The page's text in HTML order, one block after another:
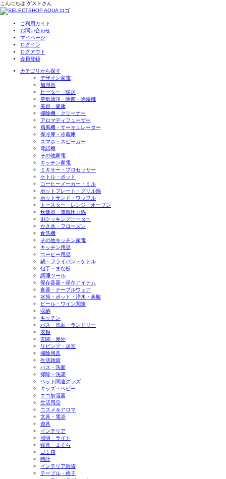
こんにちは ゲスト さん
ご利用ガイド
お問い合わせ
マイページ
ログイン
ログアウト
会員登録
カテゴリから探す
デザイン家電
加湿器
ヒーター・暖房
空気清浄・除菌・除湿機
美容・健康
掃除機・クリーナー
アロマディフューザー
扇風機・サーキュレーター
保冷庫・冷蔵庫
スマホ・スピーカー
電話機
その他家電
キッチン家電
ミキサー・プロセッサー
ケトル・ポット
コーヒーメーカー・ミル
ホットプレート・グリル鍋
ホットサンド・ワッフル
トースター・レンジ・オーブン
炊飯器・電気圧力鍋
IHクッキングヒーター
かき氷・フローズン
食洗機
その他キッチン家電
キッチン用品
コーヒー用品
鍋・フライパン・ケトル
包丁・まな板
調理ツール
保存容器・保存アイテム
食器・テーブルウェア
水筒・ポット・浄水・炭酸
ビール・ワイン関連
収納
キッチン
バス・洗面・ランドリー
衣類
玄関・屋外
リビング・居室
掃除用具
生活雑貨
バス・洗面
掃除・洗濯
ペット関連グッズ
キッズ・ベビー
エコ加湿器
生活用品
コスメ＆アロマ
文具・電卓
遊具
インテリア
照明・ライト
寝具・まくら
ゴミ箱
時計
インテリア雑貨
テーブル・椅子